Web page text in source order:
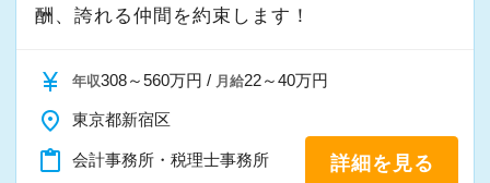
・半年～1年の調整も可能
まずはカジュアル面談からでも歓迎です
「応募する」からお気軽にご連絡ください。
酬、誇れる仲間を約束します！
currency_yen 年収308～560万円 / 月給22～40万円
place 東京都新宿区
content_paste 会計事務所・税理士事務所 詳細を見る